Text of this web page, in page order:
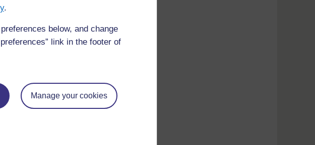
.
below, and change
link in the footer of
Manage your cookies